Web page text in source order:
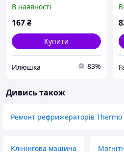
В наявності
167₴
Купити
Илюшка 83%
Дивись також
Ремонт рефрижераторів Thermo
Клінінгова машина